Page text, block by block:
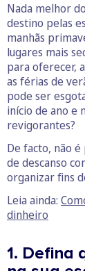
Nada melhor
destino pelas
manhãs
lugares mais
para oferecer,
as férias de
pode ser
início de ano e
revigorantes?
De facto, não
de descanso
organizar fins
Leia ainda:
dinheiro
1. Defina